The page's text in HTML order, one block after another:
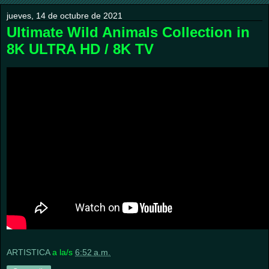
jueves, 14 de octubre de 2021
Ultimate Wild Animals Collection in
8K ULTRA HD / 8K TV
ARTISTICA a la/s 6:52 a.m.